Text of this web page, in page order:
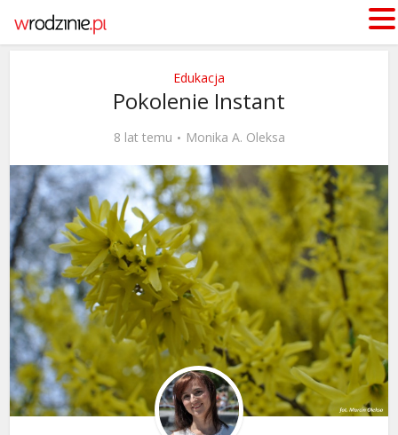
Edukacja
Pokolenie Instant
8 lat temu Monika A. Oleksa